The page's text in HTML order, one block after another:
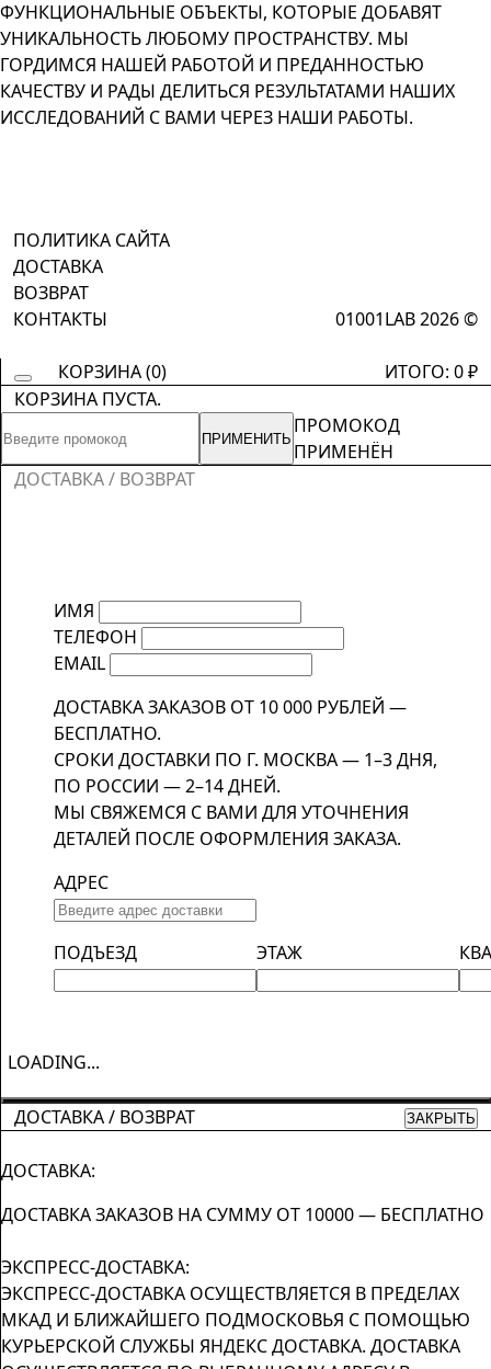
ФУНКЦИОНАЛЬНЫЕ ОБЪЕКТЫ, КОТОРЫЕ ДОБАВЯТ
УНИКАЛЬНОСТЬ ЛЮБОМУ ПРОСТРАНСТВУ. МЫ
ГОРДИМСЯ НАШЕЙ РАБОТОЙ И ПРЕДАННОСТЬЮ
КАЧЕСТВУ И РАДЫ ДЕЛИТЬСЯ РЕЗУЛЬТАТАМИ НАШИХ
ИССЛЕДОВАНИЙ С ВАМИ ЧЕРЕЗ НАШИ РАБОТЫ.
ПОЛИТИКА САЙТА
ДОСТАВКА
ВОЗВРАТ
КОНТАКТЫ
01001LAB 2026 ©
КОРЗИНА (0) ИТОГО: 0₽
КОРЗИНА ПУСТА.
ПРИМЕНИТЬ
ПРОМОКОД
ПРИМЕНЁН
ДОСТАВКА / ВОЗВРАТ
ИМЯ
ТЕЛЕФОН
EMAIL
ДОСТАВКА ЗАКАЗОВ ОТ 10 000 РУБЛЕЙ —
БЕСПЛАТНО.
СРОКИ ДОСТАВКИ ПО Г. МОСКВА — 1–3 ДНЯ,
ПО РОССИИ — 2–14 ДНЕЙ.
МЫ СВЯЖЕМСЯ С ВАМИ ДЛЯ УТОЧНЕНИЯ
ДЕТАЛЕЙ ПОСЛЕ ОФОРМЛЕНИЯ ЗАКАЗА.
АДРЕС
LOADING...
ПОДЪЕЗД ЭТАЖ
ДОСТАВКА / ВОЗВРАТ ЗАКРЫТЬ
ДОСТАВКА:
ДОСТАВКА ЗАКАЗОВ НА СУММУ ОТ 10000 — БЕСПЛАТНО
ЭКСПРЕСС-ДОСТАВКА:
ЭКСПРЕСС-ДОСТАВКА ОСУЩЕСТВЛЯЕТСЯ В ПРЕДЕЛАХ
МКАД И БЛИЖАЙШЕГО ПОДМОСКОВЬЯ С ПОМОЩЬЮ
КУРЬЕРСКОЙ СЛУЖБЫ ЯНДЕКС ДОСТАВКА. ДОСТАВКА